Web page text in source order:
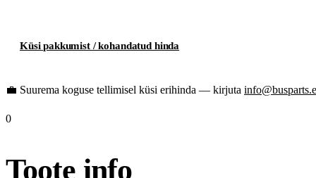
Küsi pakkumist / kohandatud hinda
💼 Suurema koguse tellimisel küsi erihinda — kirjuta
0
Toote info